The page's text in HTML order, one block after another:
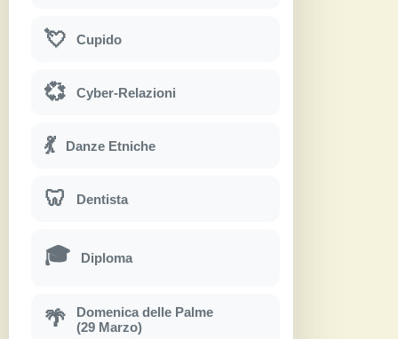
💘 Cupido
💞 Cyber-Relazioni
💃 Danze Etniche
🦷 Dentista
🎓 Diploma
🌴
Domenica delle Palme
(29 Marzo)